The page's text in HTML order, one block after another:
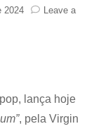
2024
Leave a
lança hoje
, pela Virgin